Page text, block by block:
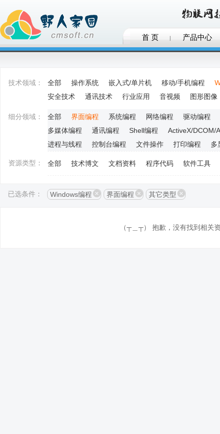
首 页 产品中心
技术领域： 全部 操作系统 嵌入式/单片机 移动/手机编程
安全技术
通讯技术 行业应用 音视频 图形图像
细分领域： 全部 界面编程 系统编程 网络编程
驱动编程
多媒体编程
通讯编程 Shell编程
ActiveX/DCOM/
进程与线程
控制台编程 文件操作 打印编程 多
资源类型： 全部 技术博文 文档资料 程序代码 软件工具
已选条件： Windows编程 界面编程 其它类型
（┬＿┬） 抱歉，没有找到相关